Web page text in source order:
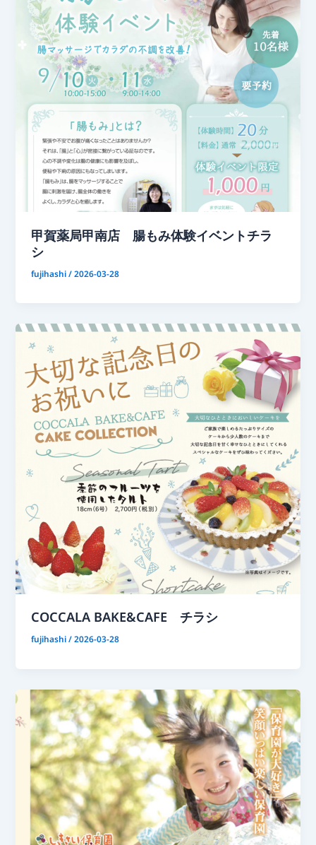
甲賀薬局甲南店 腸もみ体験イベントチラ
シ
fujihashi/2026-03-28
COCCALA BAKE&CAFE チラシ
fujihashi/2026-03-28